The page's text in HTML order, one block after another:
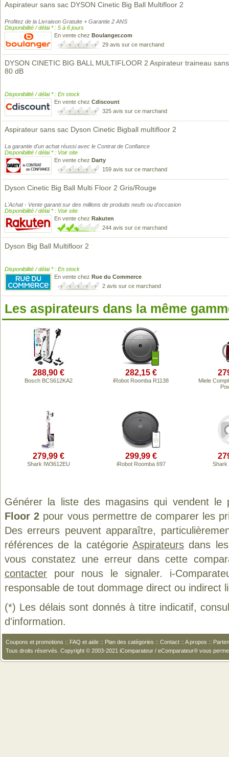
Aspirateur sans sac DYSON Cinetic Big Ball Multifloor 2
Profitez de la Livraison Gratuite + Garantie 2 ANS
Disponibilité / délai * : 5 à 6 jours
En vente chez Boulanger.com
29 avis sur ce marchand
DYSON CINETIC BIG BALL MULTIFLOOR 2 Aspirateur traineau
80 dB
Disponibilité / délai * : En stock
En vente chez Cdiscount
325 avis sur ce marchand
Aspirateur sans sac Dyson Cinetic Bigball multifloor 2
La garantie d'un achat réussi avec le Contrat de Confiance
Disponibilité / délai * : Voir site
En vente chez Darty
159 avis sur ce marchand
Dyson Cinetic Big Ball Multi Floor 2 Gris/Rouge
L'Achat - Vente garanti sur des millions de produits neufs ou d'occasion
Disponibilité / délai * : Voir site
En vente chez Rakuten
244 avis sur ce marchand
Dyson Big Ball Multifloor 2
Disponibilité / délai * : En stock
En vente chez Rue du Commerce
2 avis sur ce marchand
Les aspirateurs dans la même
288,90 €
Bosch BCS612KA2
282,15 €
iRobot Roomba R1138
Miele
279,99 €
Shark IW3612EU
299,99 €
iRobot Roomba 697 Shark
Générer la liste des magasins qui vendent le
Floor 2 pour vous permettre de comparer les
Des erreurs peuvent apparaître,
références de la catégorieAspirateurs dans
vous constatez une erreur dans cette
contacter pour nous le signaler. i-
responsable de tout dommage direct ou indirect
(*) Les délais sont donnés à titre indicatif,
d'information.
Coupons et promotions :: FAQ et aide :: Plan des catégories :: Contact :: A propos ::
Tous droits réservés. Copyright © 2003-2021 iComparateur / eComparateur® vous